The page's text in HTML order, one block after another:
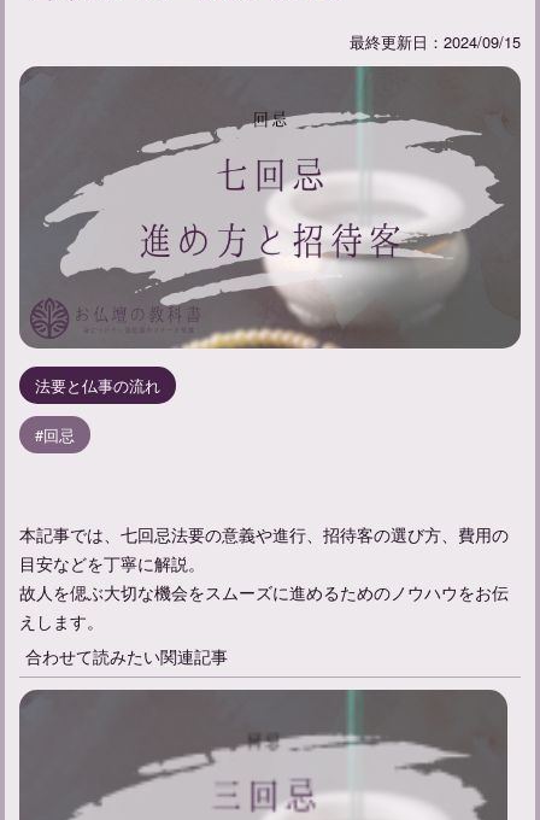
最終更新日：2024/09/15
法要と仏事の流れ
回忌
本記事では、七回忌法要の意義や進行、招待客の選び方、費用の
目安などを丁寧に解説。
故人を偲ぶ大切な機会をスムーズに進めるためのノウハウをお伝
えします。
合わせて読みたい関連記事